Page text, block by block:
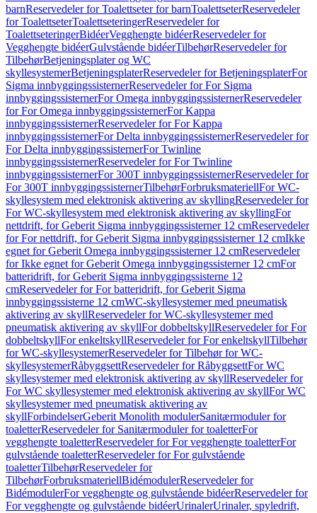
barnReservedeler for Toalettseter for barnToalettseterReservedeler
for ToalettseterToalettseteringerReservedeler for
ToalettseteringerBidéerVegghengte bidéerReservedeler for
Vegghengte bidéerGulvstående bidéerTilbehørReservedeler for
TilbehørBetjeningsplater og WC
skyllesystemerBetjeningsplaterReservedeler for BetjeningsplaterFor
Sigma innbyggingssisternerReservedeler for For Sigma
innbyggingssisternerFor Omega innbyggingssisternerReservedeler
for For Omega innbyggingssisternerFor Kappa
innbyggingssisternerReservedeler for For Kappa
innbyggingssisternerFor Delta innbyggingssisternerReservedeler for
For Delta innbyggingssisternerFor Twinline
innbyggingssisternerReservedeler for For Twinline
innbyggingssisternerFor 300T innbyggingssisternerReservedeler for
For 300T innbyggingssisternerTilbehørForbruksmateriellFor WC-
skyllesystem med elektronisk aktivering av skyllingReservedeler for
For WC-skyllesystem med elektronisk aktivering av skyllingFor
nettdrift, for Geberit Sigma innbyggingssisterner 12 cmReservedeler
for For nettdrift, for Geberit Sigma innbyggingssisterner 12 cmIkke
egnet for Geberit Omega innbyggingssisterner 12 cmReservedeler
for Ikke egnet for Geberit Omega innbyggingssisterner 12 cmFor
batteridrift, for Geberit Sigma innbyggingssisterne 12
cmReservedeler for For batteridrift, for Geberit Sigma
innbyggingssisterne 12 cmWC-skyllesystemer med pneumatisk
aktivering av skyllReservedeler for WC-skyllesystemer med
pneumatisk aktivering av skyllFor dobbeltskyllReservedeler for For
dobbeltskyllFor enkeltskyllReservedeler for For enkeltskyllTilbehør
for WC-skyllesystemerReservedeler for Tilbehør for WC-
skyllesystemerRåbyggsettReservedeler for RåbyggsettFor WC
skyllesystemer med elektronisk aktivering av skyllReservedeler for
For WC skyllesystemer med elektronisk aktivering av skyllFor WC
skyllesystemer med pneumatisk aktivering av
skyllForbindelserGeberit Monolith modulerSanitærmoduler for
toaletterReservedeler for Sanitærmoduler for toaletterFor
vegghengte toaletterReservedeler for For vegghengte toaletterFor
gulvstående toaletterReservedeler for For gulvstående
toaletterTilbehørReservedeler for
TilbehørForbruksmateriellBidémodulerReservedeler for
BidémodulerFor vegghengte og gulvstående bidéerReservedeler for
For vegghengte og gulvstående bidéerUrinalerUrinaler, spyledrift,